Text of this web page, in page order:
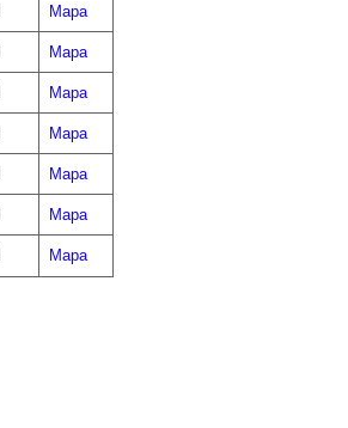
Mapa
Mapa
Mapa
Mapa
Mapa
Mapa
Mapa